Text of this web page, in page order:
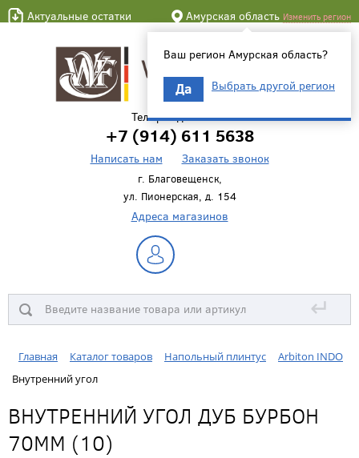
Актуальные остатки Амурская область Изменить регион
Ваш регион Амурская область?
Да Выбрать другой регион
Телефон для связи
+7 (914) 611 5638
Написать нам Заказать звонок
г. Благовещенск,
ул. Пионерская, д. 154
Адреса магазинов
↵
Главная Каталог товаров Напольный плинтус
Arbiton INDO
Внутренний угол
ВНУТРЕННИЙ УГОЛ ДУБ БУРБОН
70ММ (10)